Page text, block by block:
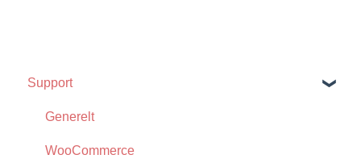
Support
Generelt
WooCommerce